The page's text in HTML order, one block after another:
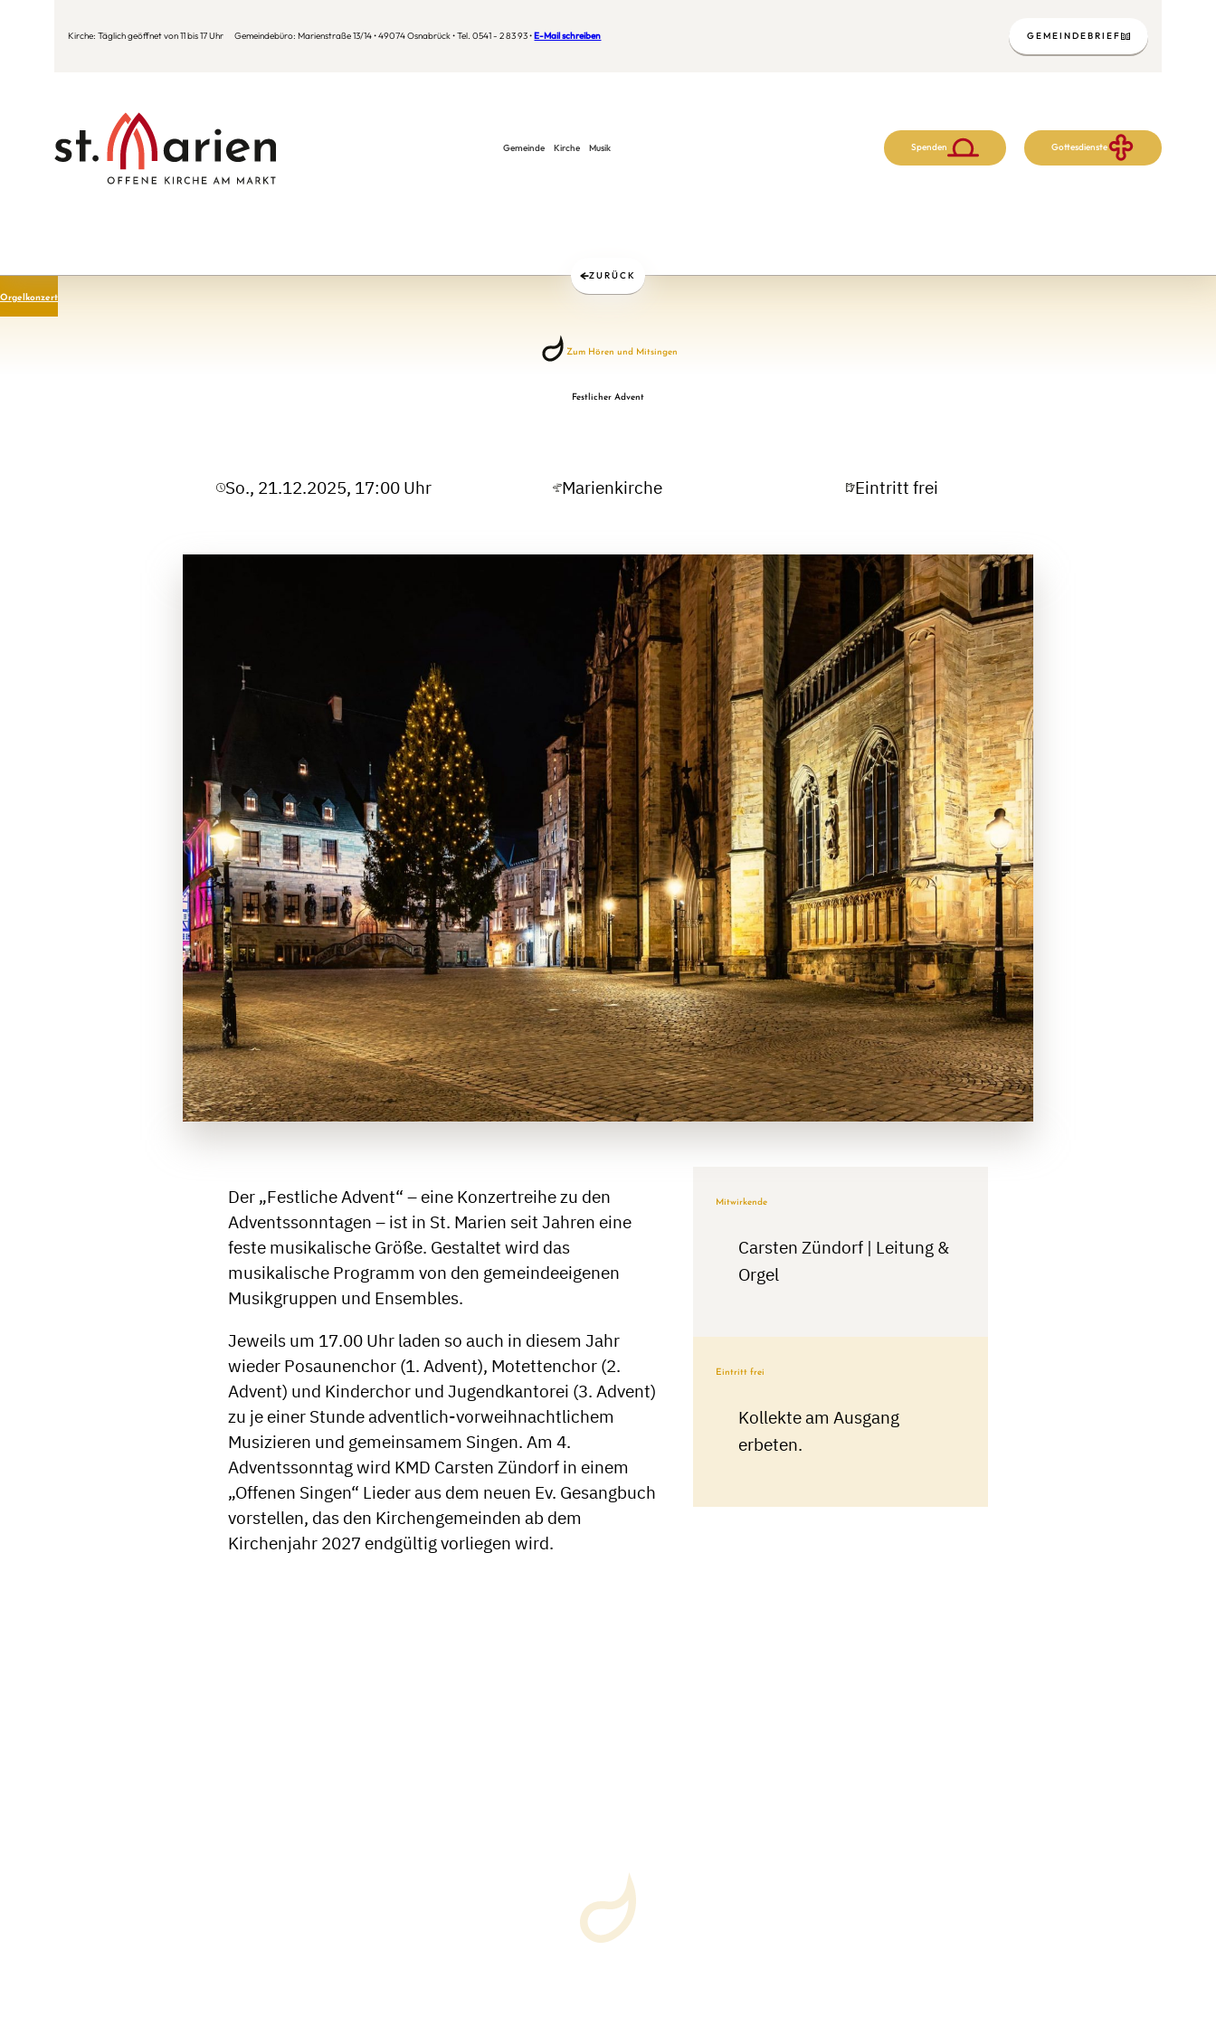
Kirche: Täglich geöffnet von 11 bis 17 Uhr Gemeindebüro: Marienstraße 13/14 • 49074 Osnabrück • Tel. 0541 - 2 83 93 •E-Mail schreiben GEMEINDEBRIEF
Spenden Gottesdienste
Gemeinde Kirche Musik
ZURÜCK
Zum Hören und Mitsingen
Festlicher Advent
Orgelkonzert
So., 21.12.2025, 17:00 Uhr Marienkirche Eintritt frei
Der „Festliche Advent“ – eine Konzertreihe zu den
Adventssonntagen – ist in St. Marien seit Jahren eine
feste musikalische Größe. Gestaltet wird das
musikalische Programm von den gemeindeeigenen
Musikgruppen und Ensembles.
Jeweils um 17.00 Uhr laden so auch in diesem Jahr
wieder Posaunenchor (1. Advent), Motettenchor (2.
Advent) und Kinderchor und Jugendkantorei (3. Advent)
zu je einer Stunde adventlich-vorweihnachtlichem
Musizieren und gemeinsamem Singen. Am 4.
Adventssonntag wird KMD Carsten Zündorf in einem
„Offenen Singen“ Lieder aus dem neuen Ev. Gesangbuch
vorstellen, das den Kirchengemeinden ab dem
Kirchenjahr 2027 endgültig vorliegen wird.
Mitwirkende
Carsten Zündorf | Leitung &
Orgel
Eintritt frei
Kollekte am Ausgang
erbeten.